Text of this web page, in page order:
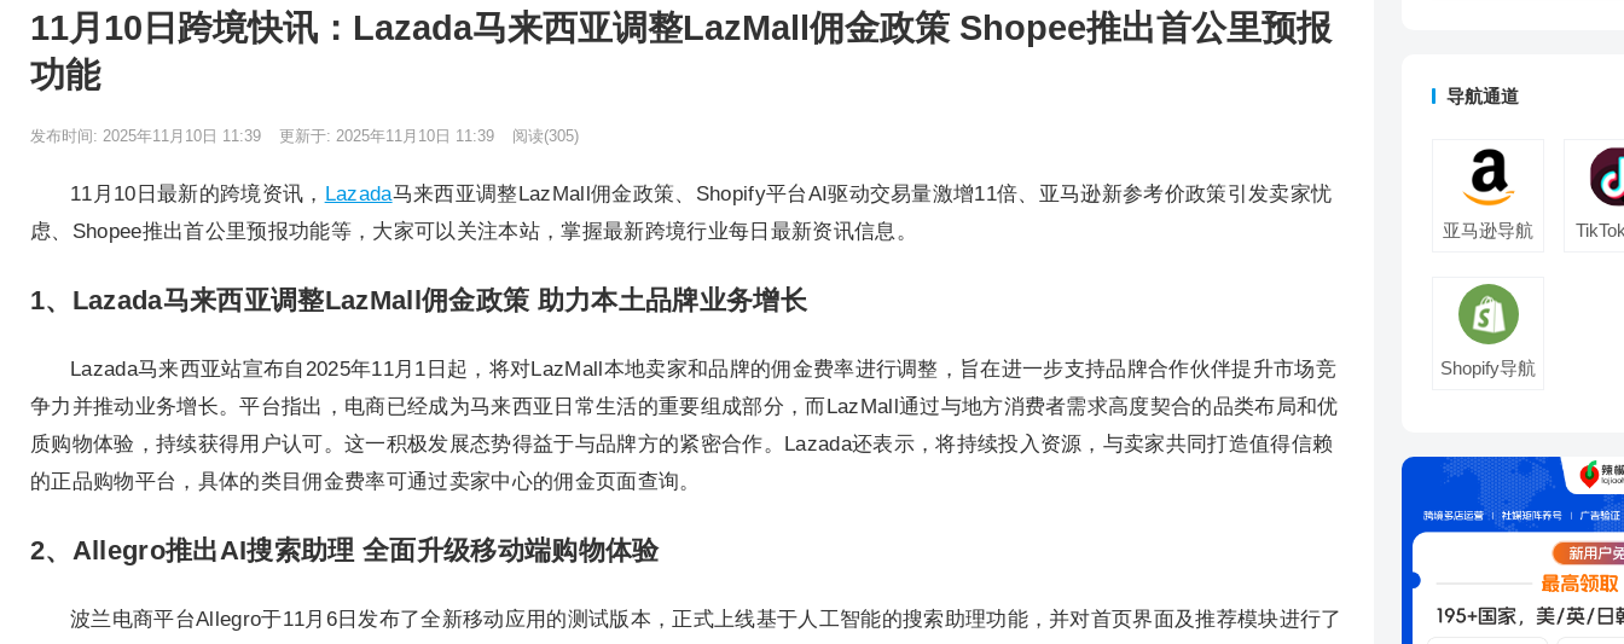
11月10日跨境快讯：Lazada马来西亚调整LazMall佣金政策 Shopee推出首公里预报
功能
发布时间: 2025年11月10日 11:39 更新于: 2025年11月10日 11:39 阅读(305)
11月10日最新的跨境资讯， Lazada马来西亚调整LazMall佣金政策、Shopify平台AI驱动交易量激增11倍、亚马逊新参考价政策引发卖家忧
虑、Shopee推出首公里预报功能等，大家可以关注本站，掌握最新跨境行业每日最新资讯信息。
1、Lazada马来西亚调整LazMall佣金政策 助力本土品牌业务增长
Lazada马来西亚站宣布自2025年11月1日起，将对LazMall本地卖家和品牌的佣金费率进行调整，旨在进一步支持品牌合作伙伴提升市场竞
争力并推动业务增长。平台指出，电商已经成为马来西亚日常生活的重要组成部分，而LazMall通过与地方消费者需求高度契合的品类布局和优
质购物体验，持续获得用户认可。这一积极发展态势得益于与品牌方的紧密合作。Lazada还表示，将持续投入资源，与卖家共同打造值得信赖
的正品购物平台，具体的类目佣金费率可通过卖家中心的佣金页面查询。
2、Allegro推出AI搜索助理 全面升级移动端购物体验
波兰电商平台Allegro于11月6日发布了全新移动应用的测试版本，正式上线基于人工智能的搜索助理功能，并对首页界面及推荐模块进行了
导航通道
亚马逊导航
Shopify导航